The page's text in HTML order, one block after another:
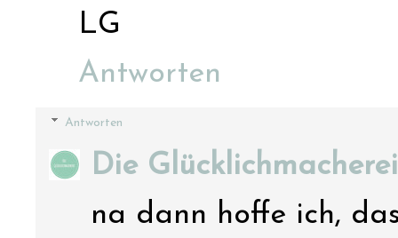
LG
Antworten
Antworten
Die Glücklichmacherei
na dann hoffe ich,